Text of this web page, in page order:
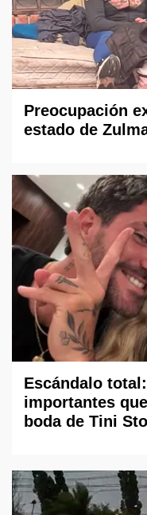
Preocupación
estado de
Escándalo
importantes
boda de Tini